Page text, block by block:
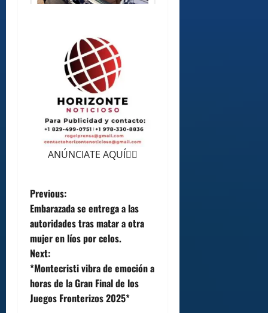
ANÚNCIATE AQUÍ👆🏻
P
o
s
t
n
Previous:
Embarazada se entrega a las
autoridades tras matar a otra
mujer en líos por celos.
Next:
*Montecristi vibra de emoción a
horas de la Gran Final de los
Juegos Fronterizos 2025*